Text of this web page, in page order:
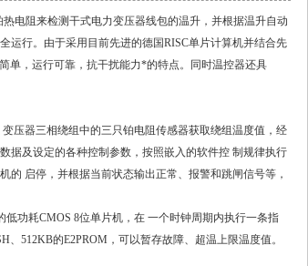
电阻来检测干式电力变压器线包的温升，并根据温升自动
运行。由于采用目前先进的德国RISC单片计算机并结合先
单，运行可靠，抗干扰能力*的特点。同时温控器还具
器三相绕组中的三只铂电阻传感器获取绕组温度值，经
据及设定的各种控制参数，按照嵌入的软件控 制规律执行
启停，并根据当前状态输出正常、报警和跳闸信号等，
功耗CMOS 8位单片机，在 一个时钟周期内执行一条指
512KB的E2PROM，可以暂存故障、超温上限温度值。